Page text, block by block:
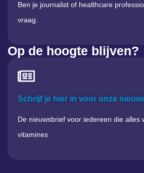
Ben je journalist of healthcare
vraag.
Op de hoogte blijven?
Schrijf je hier in voor onze
De nieuwsbrief voor iedereen die alles
vitamines